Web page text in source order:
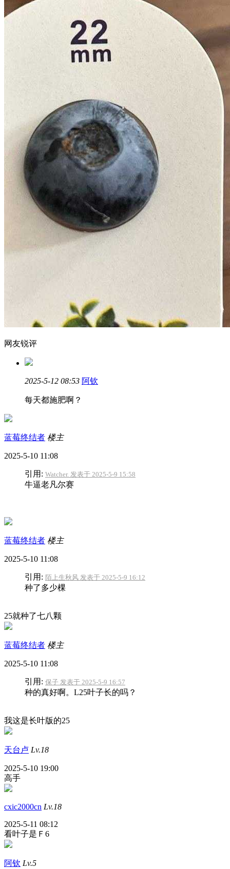
网友锐评
2025-5-12 08:53 阿钦
每天都施肥啊？
蓝莓终结者 楼主
2025-5-10 11:08
引用: Watcher. 发表于 2025-5-9 15:58
牛逼老凡尔赛
蓝莓终结者 楼主
2025-5-10 11:08
引用: 陌上生秋风 发表于 2025-5-9 16:12
种了多少棵
25就种了七八颗
蓝莓终结者 楼主
2025-5-10 11:08
引用: 保子 发表于 2025-5-9 16:57
种的真好啊。L25叶子长的吗？
我这是长叶版的25
天台卢 Lv.18
2025-5-10 19:00
高手
cxic2000cn Lv.18
2025-5-11 08:12
看叶子是Ｆ6
阿钦 Lv.5